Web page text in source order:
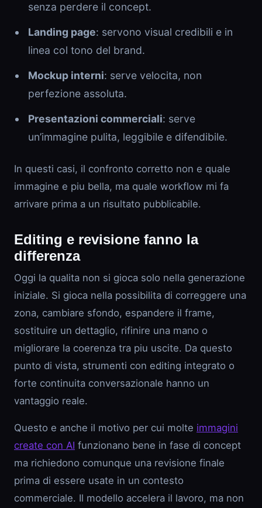
senza perdere il concept.
Landing page: servono visual credibili e in
linea col tono del brand.
Mockup interni: serve velocita, non
perfezione assoluta.
Presentazioni commerciali: serve
un’immagine pulita, leggibile e difendibile.
In questi casi, il confronto corretto non e quale
immagine e piu bella, ma quale workflow mi fa
arrivare prima a un risultato pubblicabile.
Editing e revisione fanno la
differenza
Oggi la qualita non si gioca solo nella generazione
iniziale. Si gioca nella possibilita di correggere una
zona, cambiare sfondo, espandere il frame,
sostituire un dettaglio, rifinire una mano o
migliorare la coerenza tra piu uscite. Da questo
punto di vista, strumenti con editing integrato o
forte continuita conversazionale hanno un
vantaggio reale.
Questo e anche il motivo per cui molte immagini
create con AI funzionano bene in fase di concept
ma richiedono comunque una revisione finale
prima di essere usate in un contesto
commerciale. Il modello accelera il lavoro, ma non